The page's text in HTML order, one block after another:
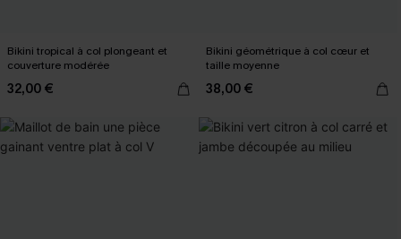
Bikini tropical à col plongeant et
couverture modérée
32,00 €
Bikini géométrique à col cœur et
taille moyenne
38,00 €